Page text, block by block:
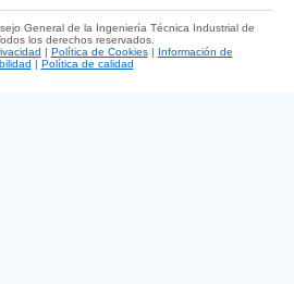
General de la Ingeniería Técnica Industrial de
los derechos reservados.
| Política de Cookies| Información de
| Política de calidad